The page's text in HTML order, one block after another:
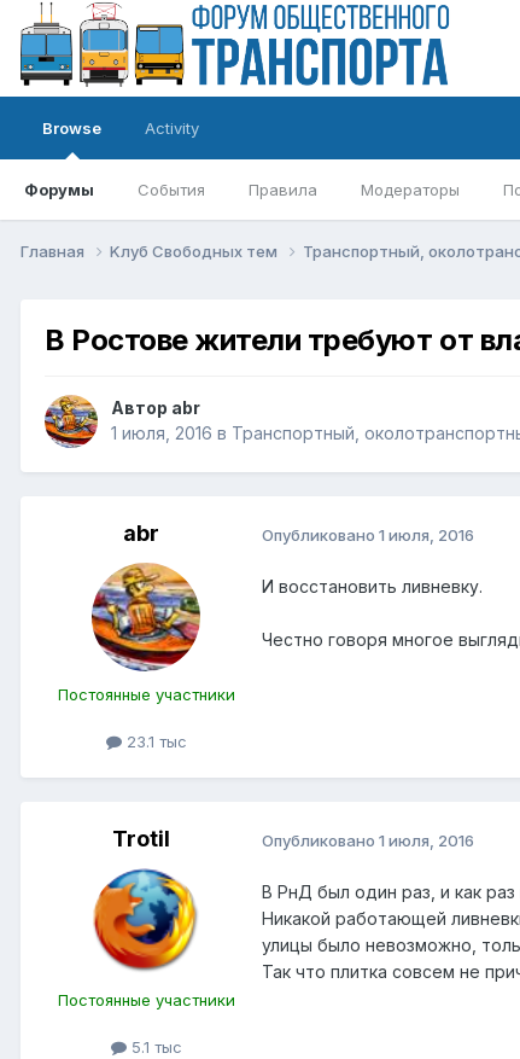
Browse
Форумы События Правила Модераторы
Activity
Главная Kлуб Свободных тем Транспортный,
В Ростове жители требуют от
Автор abr
1 июля, 2016 в Транспортный,
abr
Постоянные участники
23.1 тыс
Опубликовано 1 июля, 2016
И восстановить ливневку.
Честно говоря многое
Trotil
Постоянные участники
5.1 тыс
Опубликовано 1 июля, 2016
В РнД был один раз, и как раз
Никакой работающей
улицы было невозможно,
Так что плитка совсем не